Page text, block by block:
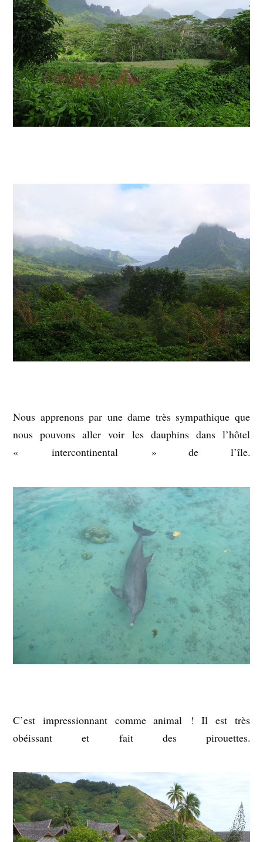
Nous apprenons par une dame très sympathique que
nous pouvons aller voir les dauphins dans l’hôtel
« intercontinental » de l’île.
C’est impressionnant comme animal ! Il est très
obéissant et fait des pirouettes.